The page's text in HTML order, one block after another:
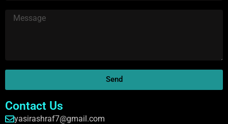
Send
Contact Us
yasirashraf7@gmail.com